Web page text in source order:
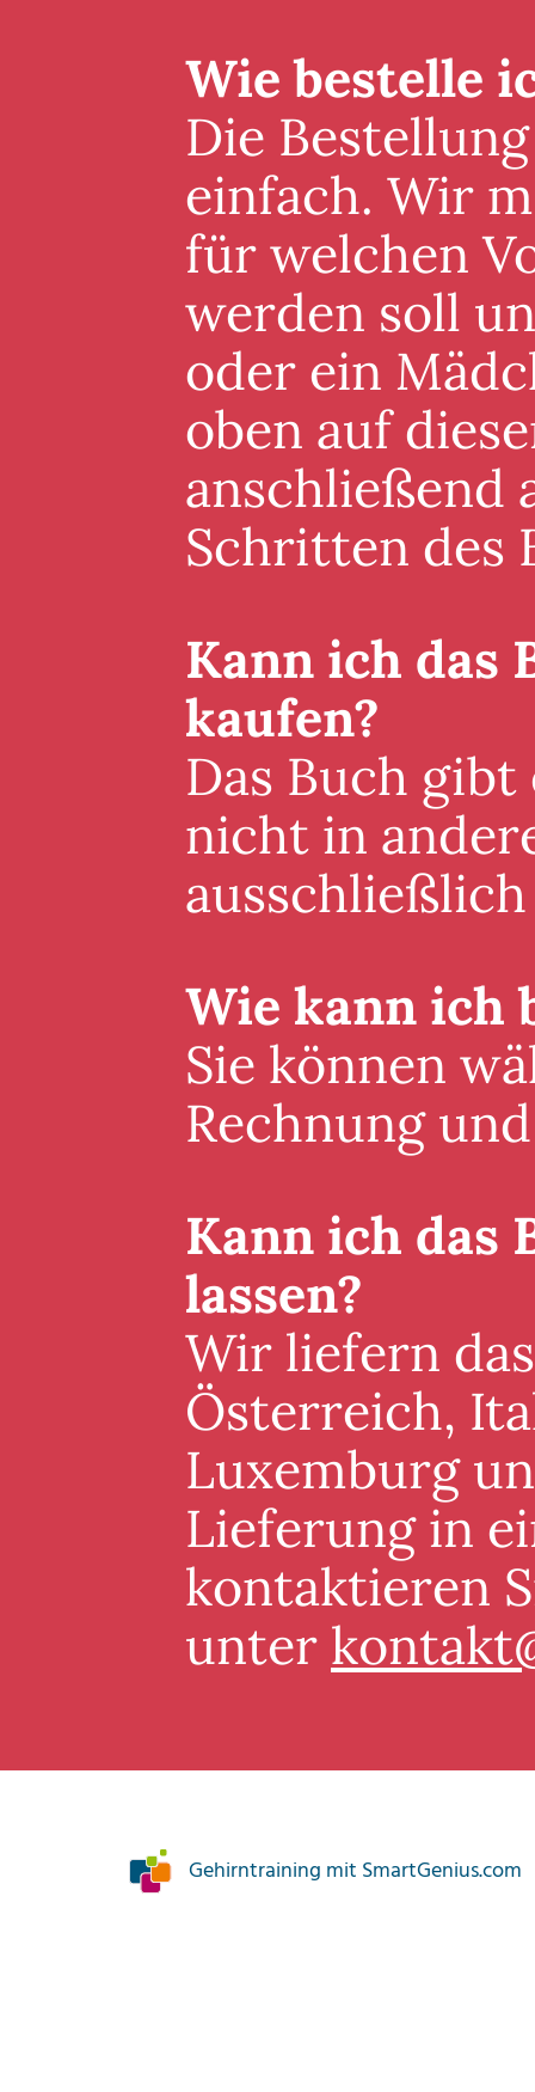
Wie bestelle
Die
einfach. Wir
für welchen
werden soll
oder ein
oben auf
anschließend
Schritten des
Kann ich das
kaufen?
Das Buch
nicht in
Wie kann ich
Sie können
Rechnung
Kann ich das
lassen?
Wir liefern
Österreich,
Luxemburg
Lieferung in
kontaktieren
unter
Gehirntraining mit SmartGenius.com